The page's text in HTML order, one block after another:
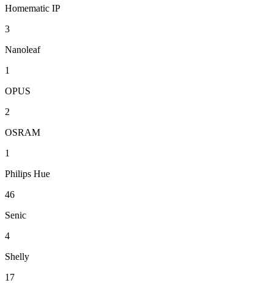
Homematic IP
3
Nanoleaf
1
OPUS
2
OSRAM
1
Philips Hue
46
Senic
4
Shelly
17